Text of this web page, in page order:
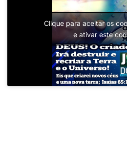
Clique para aceitar os
e ativar este